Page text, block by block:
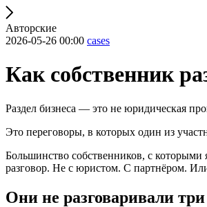
Авторские
2026-05-26 00:00 cases
Как собственник
Раздел бизнеса — это не юридическая
Это переговоры, в которых один из
Большинство собственников, с
разговор. Не с юристом. С партнёром.
Они не разговаривали